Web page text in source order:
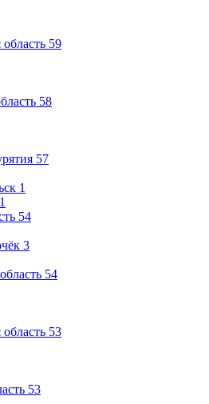
59
58
57
1
1
54
3
54
область 53
53